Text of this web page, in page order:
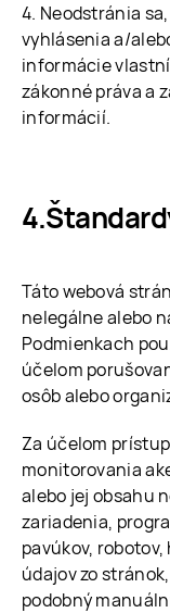
4. Neodstránia
vyhlásenia a/
informácie
zákonné práva a
informácií.
Táto webová
nelegálne alebo
Podmienkach
účelom
osôb alebo
Za účelom
monitorovania
alebo jej obsahu
zariadenia,
pavúkov,
údajov zo
podobný